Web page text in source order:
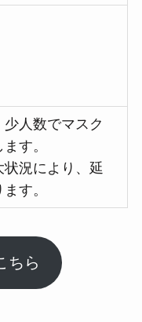
少人数でマスク
す。
状況により、延
す。
ちら